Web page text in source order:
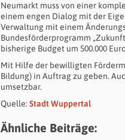
Neumarkt muss von einer
einem engen Dialog mit der
Verwaltung mit einem
Bundesförderprogramm
bisherige Budget um 500.000
Mit Hilfe der bewilligten
Bildung) in Auftrag zu geben.
umsetzbar.
Quelle: Stadt Wuppertal
Ähnliche Beiträge: